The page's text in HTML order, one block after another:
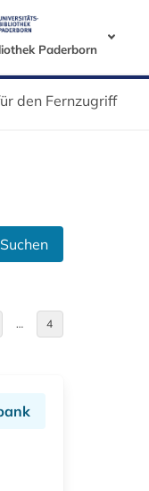
Paderborn
den Fernzugriff
Suchen
… 4